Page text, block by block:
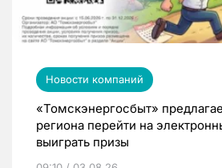
Новости компаний
«Томскэнергосбыт»
региона перейти на
выиграть призы